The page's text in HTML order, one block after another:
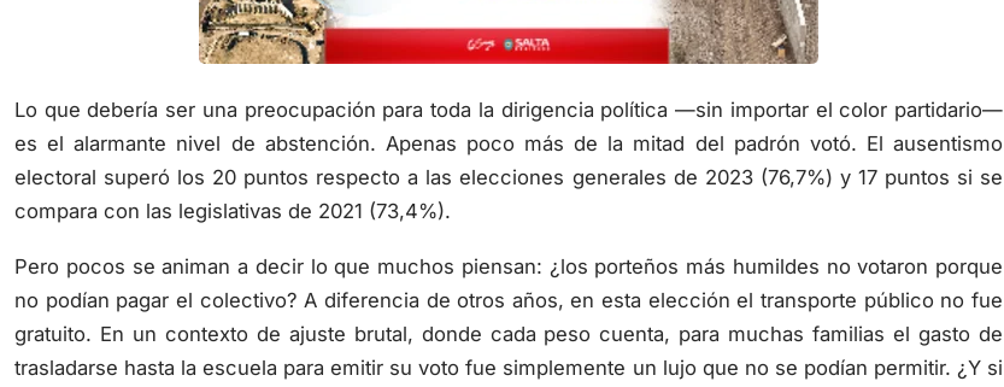
Lo que debería ser una preocupación para toda la dirigencia política —sin importar el color partidario—
es el alarmante nivel de abstención. Apenas poco más de la mitad del padrón votó. El ausentismo
electoral superó los 20 puntos respecto a las elecciones generales de 2023 (76,7%) y 17 puntos si se
compara con las legislativas de 2021 (73,4%).
Pero pocos se animan a decir lo que muchos piensan: ¿los porteños más humildes no votaron porque
no podían pagar el colectivo? A diferencia de otros años, en esta elección el transporte público no fue
gratuito. En un contexto de ajuste brutal, donde cada peso cuenta, para muchas familias el gasto de
trasladarse hasta la escuela para emitir su voto fue simplemente un lujo que no se podían permitir. ¿Y si